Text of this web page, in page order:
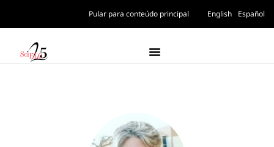
Pular para conteúdo principal English Español